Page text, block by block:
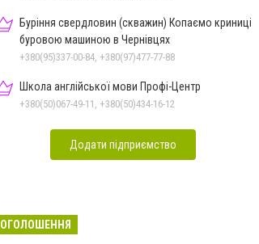
Буріння свердловин (скважин) Копаємо криниці
буровою машиною в Чернівцях
+380(95)337-00-84, +380(97)477-77-88
Школа англійської мови Профі-Центр
+380(50)067-49-11, +380(50)434-16-12
Додати підприємство
ОГОЛОШЕННЯ